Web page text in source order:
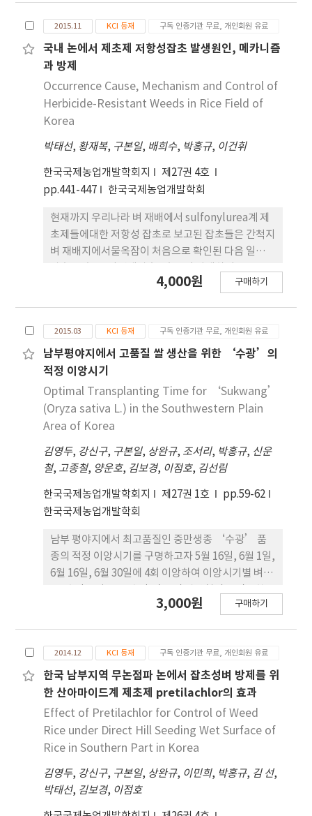
farmers’ field. Paddy soil fertility is
managed by incorporating rice straw and
manure, and nitrogen fertilizer is applied at
rate of 3 ~ 5 kg/10 a. Transplanting date is May
15 to May 20, and transplanting density is 60 ~
applied when the tiller number reached to
280 until 360 per 3.3m2. Optimal accumulated
1000oC. Target yield of brown rice is 510 kg/10
a.
할을 한다. 2. 키다리병 감염조건에서 남평벼가 호품
벼에 비해 체내 전분 및 단백질 감소 정도가 더 작았으
며 α-amylase, CAT,SOD 항산화 효소 활성은 다소
높게 유지되었다. 3. 키다리병 감염조건에서 SOD를
제외한 CAT, POD, APX유전자들은 남평벼가 호품벼
의 발현이 높은 반면 GA deactivating gene인EUI
의 발현은 남평보다 낮은 것으로 나타났다.
2015.11 KCI 등재 구독 인증기관 무료, 개인회원 유료
국내 논에서 제초제 저항성잡초 발생원인, 메카니즘
과 방제
Occurrence Cause, Mechanism and Control of
Herbicide-Resistant Weeds in Rice Field of
Korea
박태선, 황재복, 구본일, 배희수, 박홍규, 이건휘
한국국제농업개발학회지
제27권 4호
pp.441-447
한국국제농업개발학회
현재까지 우리나라 벼 재배에서 sulfonylurea계 제
초제들에대한 저항성 잡초로 보고된 잡초들은 간척지
벼 재배지에서물옥잠이 처음으로 확인된 다음 일년생
종이다. 그리고 2009년Acetolactate Synthase 및
기에는 sulfonylurea계 제초제들에 대한 저항성초
종들인 광엽 및 방동사니과 잡초들 중에서 하나의 저
항성 잡초 초종이 논에 주로 우점하였으나 현재에는
한 논에 여러 가지 잡초 초종들이 함께 복합적으로 우
점하고 있다. 저항성 잡초 생체중 50%를 억제하는 약
제 농도(GR50)는 저항성 잡초가 감수성 잡초 보다 훨
AcetolactateSynthase 억제제들에 대한 저항성
강피도 GR50은 감수성 강피 보다 훨씬 높게 나타났
다. 우리나라 벼 재배지에서제초제 저항성 잡초들의
우점 원인은 잡초 생태적 및 제초제작용기작 측면으
로 구분할 수 있다. 잡초 생태적 측면에서는종자생산
량과 생육이 빠른 잡초들이 저항성으로 변이한다. 제
초제 작용기작 측면에서 저항성잡초 발생의 주원인은
약효가길고 선택성이 매우 좋은 sulfonylurea계 제
초제들의 높은 선호 때문이다. 국내 논에서
sulfonylurea계 제초제들의 사용 비율은 약 96%이
은 저항성강피 발생을 가능하게 하였다.
Sulfonylurea계 제초제들에 대한 저항성 물옥잠의
acetolactate synthase 활성을 50% 억제하는 제
데이것은 흡수 및 이행에 의한 차이보다는
Acetolactate Synthasegene의 돌연변이
(mutation) 때문인 것으로 나타났다. 즉
Acetolactate Synthase gene amino acid 197번
째 proline이serine로 치환되었기 때문이다. 저항성
4,000원 구매하기
2015.03 KCI 등재 구독 인증기관 무료, 개인회원 유료
남부평야지에서 고품질 쌀 생산을 위한 ‘수광’의
적정 이앙시기
Optimal Transplanting Time for ‘Sukwang’
(Oryza sativa L.) in the Southwestern Plain
Area of Korea
김영두, 강신구, 구본일, 상완규, 조서리, 박홍규, 신운
철, 고종철, 양운호, 김보경, 이점호, 김선림
한국국제농업개발학회지 제27권 1호
pp.59-62
한국국제농업개발학회
남부 평야지에서 최고품질인 중만생종 ‘수광’ 품
종의 적정 이앙시기를 구명하고자 5월 16일, 6월 1일,
6월 16일, 6월 30일에 4회 이앙하여 이앙시기별 벼 생
결과를 요약하면 다음과 같다. 1. 이앙시기별 출수기
전출수기 이내에 출수되었다. 2. 등숙비율은 6월 1일
과 6월 16일 이앙에서 93 ~ 94%로 가장 높았고 5월
16일 이앙에서는 87%로 가장 낮았다. 3. 쌀수량은 6
월 1일과 6월 16일 이앙에서 538 ~ 555 kg/10a로 수
량이 높고 6월 30일 이앙, 5월 16일 이앙 순이었고 완
전미수량은 쌀수량과 비슷한 경향이었다. 4. 단백질함
만 늦게 이앙할수록 증가하는 경향이며, 아밀로오스
함량도 이앙시기가 늦을수록 증가하였다. 5. 따라서
‘수광’의 이앙적기는 쌀수량, 완전미수량 및 품질
3,000원 구매하기
2014.12 KCI 등재 구독 인증기관 무료, 개인회원 유료
한국 남부지역 무논점파 논에서 잡초성벼 방제를 위
한 산아마이드계 제초제 pretilachlor의 효과
Effect of Pretilachlor for Control of Weed
Rice under Direct Hill Seeding Wet Surface of
Rice in Southern Part in Korea
김영두, 강신구, 구본일, 상완규, 이민희, 박홍규, 김 선,
박태선, 김보경, 이점호